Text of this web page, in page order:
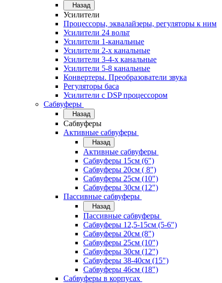
Назад
Усилители
Процессоры, эквалайзеры, регуляторы к ним
Усилители 24 вольт
Усилители 1-канальные
Усилители 2-х канальные
Усилители 3-4-х канальные
Усилители 5-8 канальные
Конвертеры. Преобразователи звука
Регуляторы баса
Усилители с DSP процессором
Сабвуферы
Назад
Сабвуферы
Активные сабвуферы
Назад
Активные сабвуферы
Сабвуферы 15см (6")
Сабвуферы 20см ( 8")
Сабвуферы 25см (10")
Сабвуферы 30см (12")
Пассивные сабвуферы
Назад
Пассивные сабвуферы
Сабвуферы 12,5-15см (5-6")
Сабвуферы 20см (8")
Сабвуферы 25см (10")
Сабвуферы 30см (12")
Сабвуферы 38-40см (15")
Сабвуферы 46см (18")
Сабвуферы в корпусах